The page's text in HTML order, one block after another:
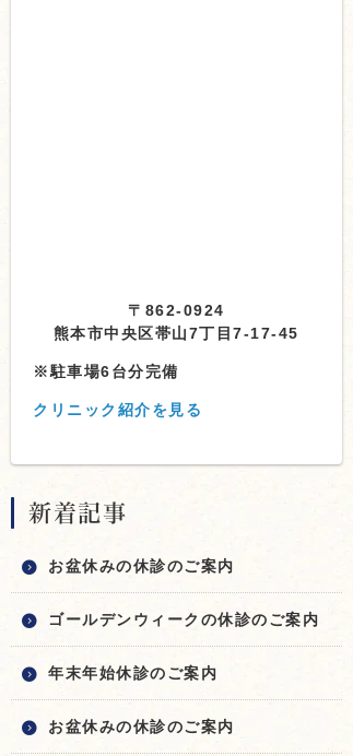
〒862-0924
熊本市中央区帯山7丁目7-17-45
※駐車場6台分完備
クリニック紹介を見る
新着記事
お盆休みの休診のご案内
ゴールデンウィークの休診のご案内
年末年始休診のご案内
お盆休みの休診のご案内